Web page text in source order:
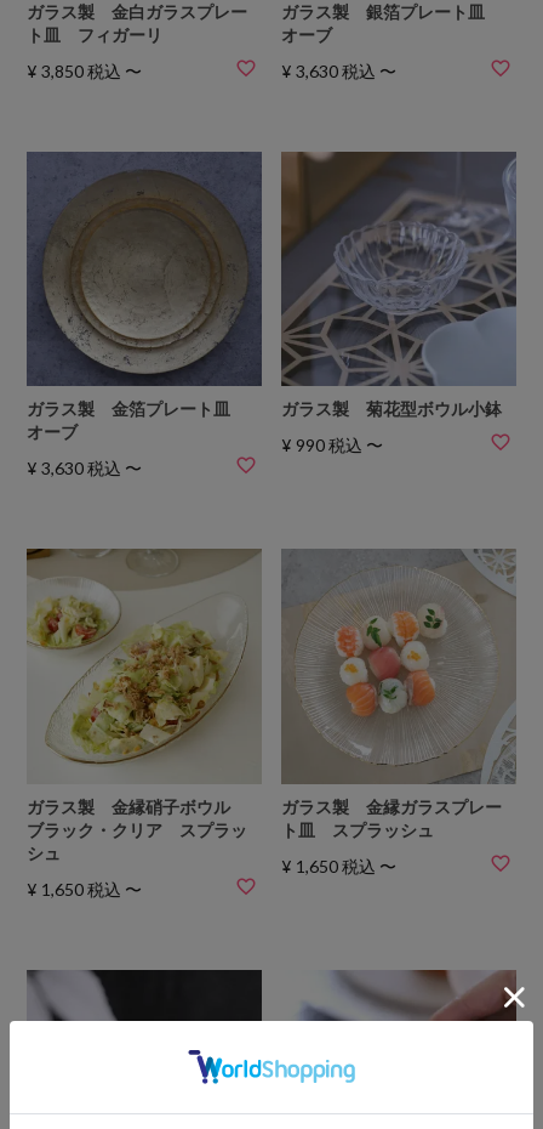
ガラス製 金白ガラスプレー
ト皿 フィガーリ
¥ 3,850 税込 〜
ガラス製 銀箔プレート皿
オーブ
¥ 3,630税込 〜
ガラス製 金箔プレート皿
オーブ
¥ 3,630 税込 〜
ガラス製 菊花型ボウル小鉢
¥ 990税込 〜
ガラス製 金縁硝子ボウル
ブラック・クリア スプラッ
シュ
¥ 1,650 税込 〜
ガラス製 金縁ガラスプレー
ト皿 スプラッシュ
¥ 1,650税込 〜